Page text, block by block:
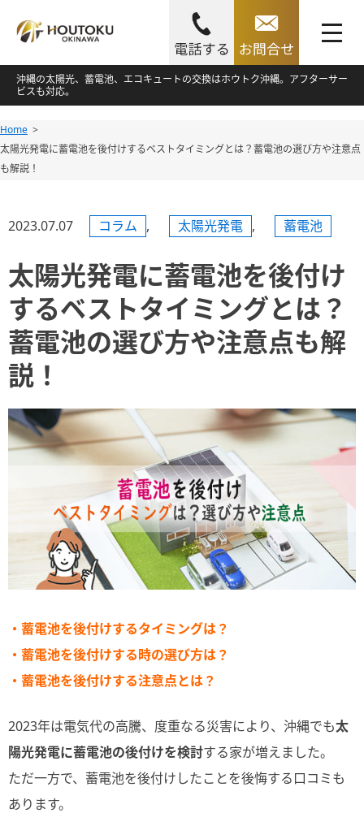
toggle
navigation
Skip
to
content
沖縄の太陽光、蓄電池、エコキュートの交換はホウトク沖縄。アフターサー
ビスも対応。
Skip
to
Home
太陽光発電に蓄電池を後付けするベストタイミングとは？蓄電池の選び方や注意点
も解説！
2023.07.07 コラム , 太陽光発電 , 蓄電池
太陽光発電に蓄電池を後付け
するベストタイミングとは？
蓄電池の選び方や注意点も解
説！
・蓄電池を後付けするタイミングは？
・蓄電池を後付けする時の選び方は？
・蓄電池を後付けする注意点とは？
2023年は電気代の高騰、度重なる災害により、沖縄でも太
陽光発電に蓄電池の後付けを検討する家が増えました。
ただ一方で、蓄電池を後付けしたことを後悔する口コミも
あります。